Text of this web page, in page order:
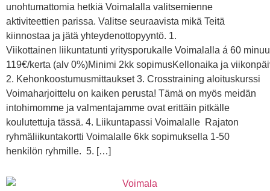
unohtumattomia hetkiä Voimalalla valitsemienne
aktiviteettien parissa. Valitse seuraavista mikä Teitä
kiinnostaa ja jätä yhteydenottopyyntö. 1.
Viikottainen liikuntatunti yritysporukalle Voimalalla á 60
119€/kerta (alv 0%)Minimi 2kk sopimusKellonaika ja
2. Kehonkoostumusmittaukset 3. Crosstraining aloituskurssi
Voimaharjoittelu on kaiken perusta! Tämä on myös meidän
intohimomme ja valmentajamme ovat erittäin pitkälle
koulutettuja tässä. 4. Liikuntapassi Voimalalle Rajaton
ryhmäliikuntakortti Voimalalle 6kk sopimuksella 1-50
henkilön ryhmille. 5. […]